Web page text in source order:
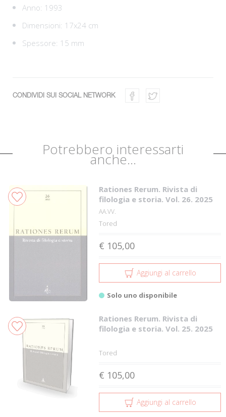
Anno: 1993
Dimensioni: 17x24 cm
Spessore: 15 mm
CONDIVIDI SUI SOCIAL NETWORK
Potrebbero interessarti
anche...
Rationes Rerum. Rivista di
filologia e storia. Vol. 26. 2025
AA.VV.
Tored
€ 105,00
Aggiungi al carrello
Solo uno disponibile
Rationes Rerum. Rivista di
filologia e storia. Vol. 25. 2025
Tored
€ 105,00
Aggiungi al carrello